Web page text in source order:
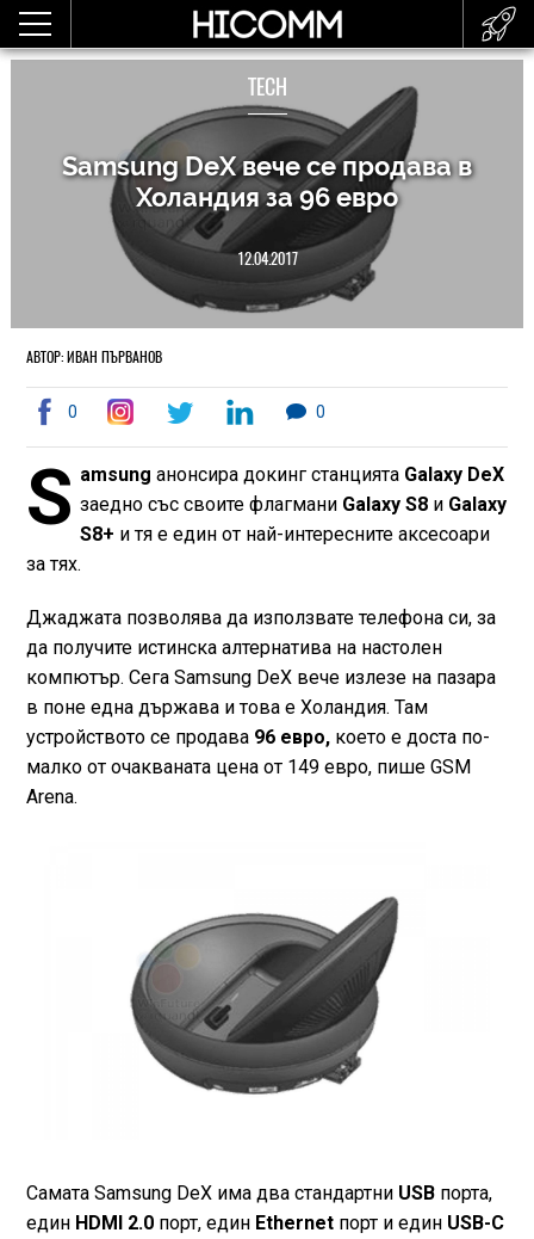
TECH
Samsung DeX вече се продава в
Холандия за 96 евро
12.04.2017
АВТОР: ИВАН ПЪРВАНОВ
0 0
S amsung анонсира докинг станцията Galaxy DeX
заедно със своите флагмани Galaxy S8 и Galaxy
S8+ и тя е един от най-интересните аксесоари
за тях.
Джаджата позволява да използвате телефона си, за
да получите истинска алтернатива на настолен
компютър. Сега Samsung DeX вече излезе на пазара
в поне една държава и това е Холандия. Там
устройството се продава96 евро, което е доста по-
малко от очакваната цена от 149 евро, пише GSM
Arena.
Самата Samsung DeX има два стандартни USBпорта,
един HDMI 2.0порт, един Ethernetпорт и един USB-C